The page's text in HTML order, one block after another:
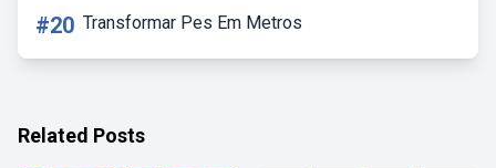
#20 Transformar Pes Em Metros
Related Posts